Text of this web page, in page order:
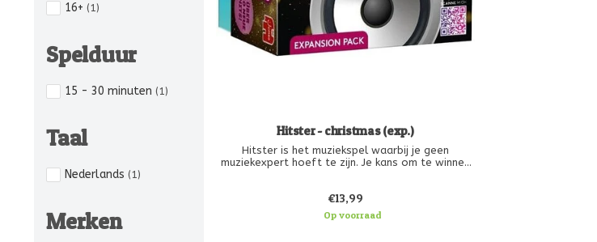
16+ (1)
Spelduur
15 - 30 minuten (1)
Taal
Nederlands (1)
Merken
Hitster - christmas (exp.)
Hitster is het muziekspel waarbij je geen
muziekexpert hoeft te zijn. Je kans om te winnen
chirstmas versie!!
€13,99
Op voorraad